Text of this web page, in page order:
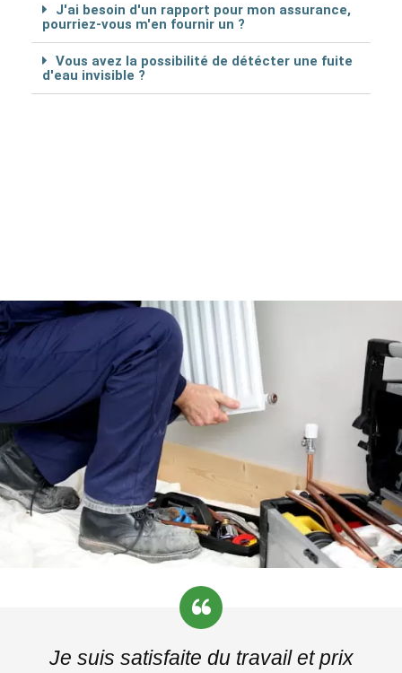
J'ai besoin d'un rapport pour mon assurance,
pourriez-vous m'en fournir un ?
Vous avez la possibilité de détécter une fuite
d'eau invisible ?
Je suis satisfaite du travail et prix